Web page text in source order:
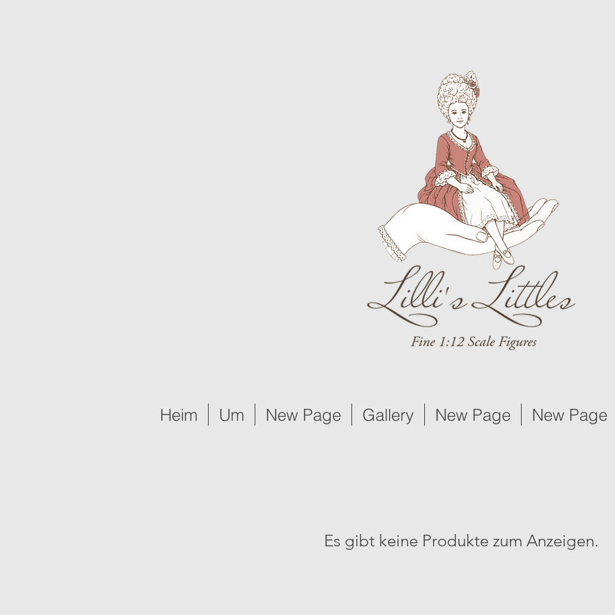
Heim Um New Page Gallery New Page New Page
Es gibt keine Produkte zum Anzeigen.